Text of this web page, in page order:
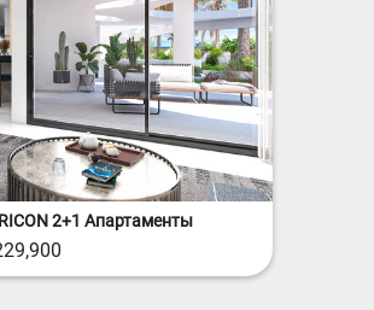
2+1 Апартаменты